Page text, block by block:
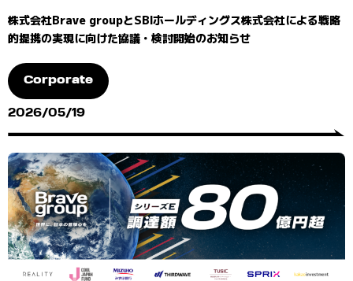
株式会社Brave groupとSBIホールディングス株式会社による戦略
的提携の実現に向けた協議・検討開始のお知らせ
Corporate
2026/05/19